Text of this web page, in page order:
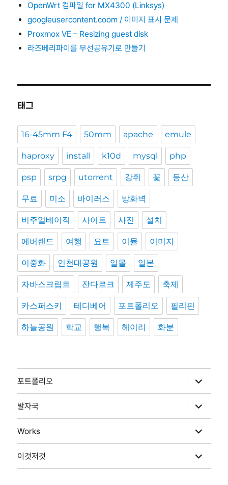
OpenWrt 컴파일 for MX4300 (Linksys)
googleusercontent.coom / 이미지 표시 문제
Proxmox VE – Resizing guest disk
라즈베리파이를 무선공유기로 만들기
태그
16-45mm F4 50mm apache emule
haproxy install k10d mysql php
psp srpg utorrent 강쥐 꽃 등산
무료 미소 바이러스 방화벽
비주얼베이직 사이트 사진 설치
에버랜드 여행 요트 이뮬 이미지
이중화 인천대공원 일몰 일본
자바스크립트 잔다르크 제주도 축제
카스퍼스키 테디베어 포트폴리오 필리핀
하늘공원 학교 행복 헤이리 화분
포트폴리오
위
메
뉴
확
장
발자국
위
메
뉴
확
장
Works
위
메
뉴
확
장
이것저것
위
메